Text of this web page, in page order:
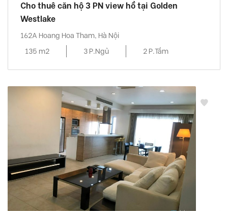
Cho thuê căn hộ 3 PN view hồ tại Golden
Westlake
162A Hoang Hoa Tham, Hà Nội
135 m2
3 P.Ngủ 2 P.Tắm